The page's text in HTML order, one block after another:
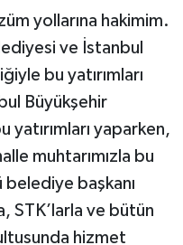
yollarına hakimim.
ve İstanbul
bu yatırımları
Büyükşehir
yaparken,
muhtarımızla bu
belediye başkanı
STK’larla ve bütün
hizmet